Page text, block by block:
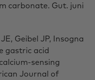
carbonate. Gut. juni
Geibel JP, Insogna
gastric acid
sensing
Journal of